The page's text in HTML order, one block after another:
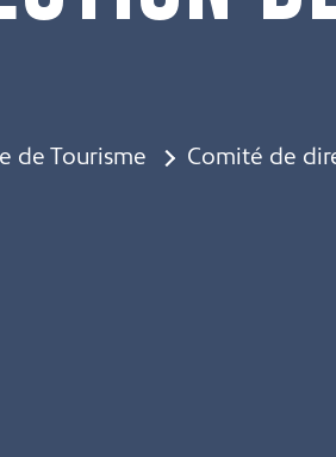
de Tourisme Comité de